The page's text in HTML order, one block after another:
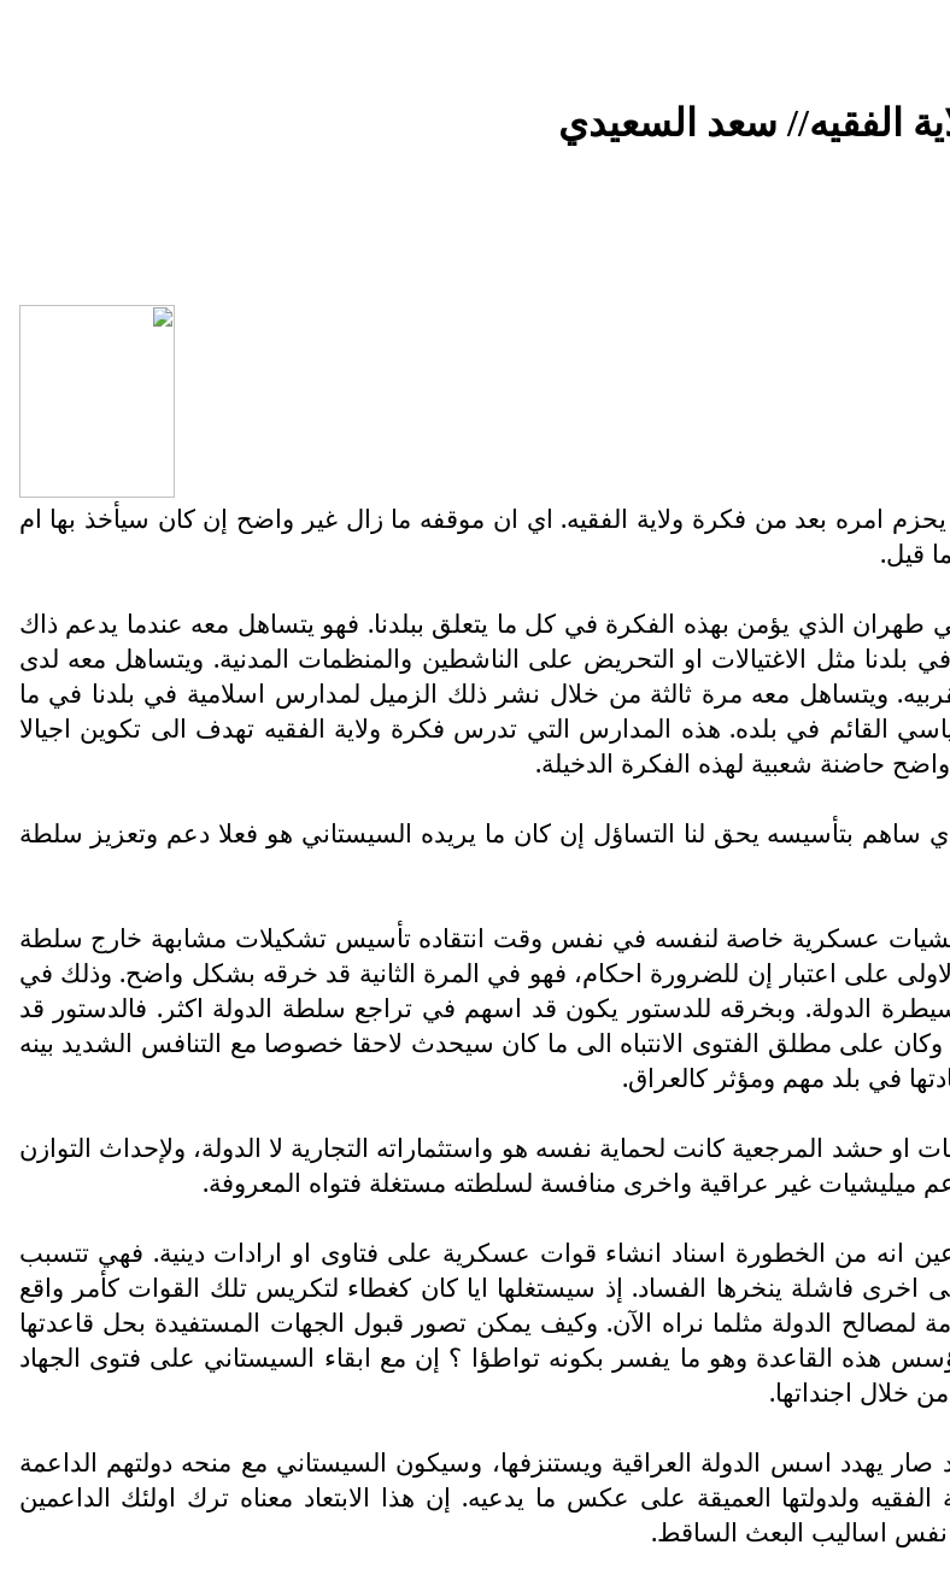
الفقيه// سعد السعيدي
يحزم امره بعد من فكرة ولاية الفقيه. اي ان موقفه ما زال غير واضح إن كان سيأخذ بها ام
قيل.
طهران الذي يؤمن بهذه الفكرة في كل ما يتعلق ببلدنا. فهو يتساهل معه عندما يدعم ذاك
بلدنا مثل الاغتيالات او التحريض على الناشطين والمنظمات المدنية. ويتساهل معه لدى
ويتساهل معه مرة ثالثة من خلال نشر ذلك الزميل لمدارس اسلامية في بلدنا في ما
القائم في بلده. هذه المدارس التي تدرس فكرة ولاية الفقيه تهدف الى تكوين اجيالا
حاضنة شعبية لهذه الفكرة الدخيلة.
بتأسيسه يحق لنا التساؤل إن كان ما يريده السيستاني هو فعلا دعم وتعزيز سلطة
عسكرية خاصة لنفسه في نفس وقت انتقاده تأسيس تشكيلات مشابهة خارج سلطة
على اعتبار إن للضرورة احكام، فهو في المرة الثانية قد خرقه بشكل واضح. وذلك في
سيطرة الدولة. وبخرقه للدستور يكون قد اسهم في تراجع سلطة الدولة اكثر. فالدستور قد
على مطلق الفتوى الانتباه الى ما كان سيحدث لاحقا خصوصا مع التنافس الشديد بينه
في بلد مهم ومؤثر كالعراق.
حشد المرجعية كانت لحماية نفسه هو واستثماراته التجارية لا الدولة، ولإحداث التوازن
ميليشيات غير عراقية واخرى منافسة لسلطته مستغلة فتواه المعروفة.
من الخطورة اسناد انشاء قوات عسكرية على فتاوى او ارادات دينية. فهي تتسبب
اخرى فاشلة ينخرها الفساد. إذ سيستغلها ايا كان كغطاء لتكريس تلك القوات كأمر واقع
الدولة مثلما نراه الآن. وكيف يمكن تصور قبول الجهات المستفيدة بحل قاعدتها
هذه القاعدة وهو ما يفسر بكونه تواطؤا ؟ إن مع ابقاء السيستاني على فتوى الجهاد
خلال اجنداتها.
يهدد اسس الدولة العراقية ويستنزفها، وسيكون السيستاني مع منحه دولتهم الداعمة
ولدولتها العميقة على عكس ما يدعيه. إن هذا الابتعاد معناه ترك اولئك الداعمين
نفس اساليب البعث الساقط.